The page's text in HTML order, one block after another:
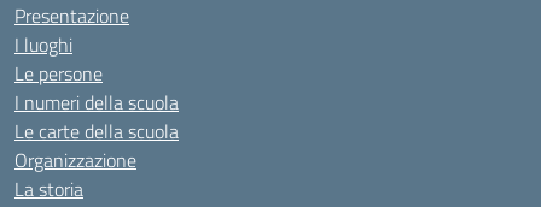
Presentazione
I luoghi
Le persone
I numeri della scuola
Le carte della scuola
Organizzazione
La storia